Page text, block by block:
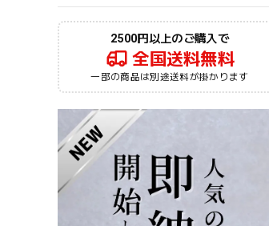
2500円以上のご購入で
全国送料無料
一部の商品は別途送料が掛かります